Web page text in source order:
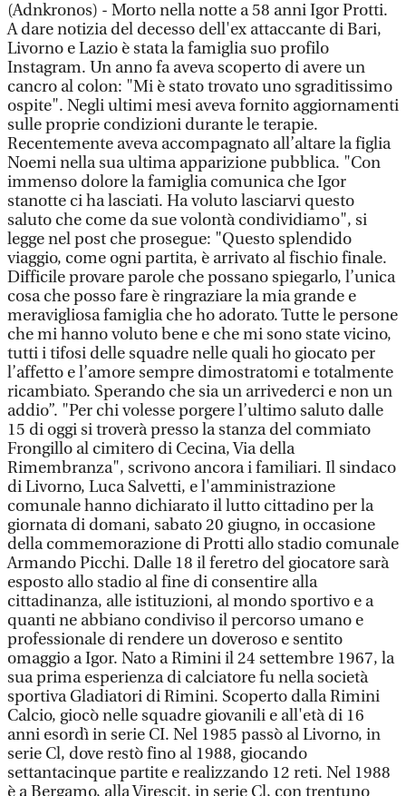
(Adnkronos) - Morto nella notte a 58 anni Igor Protti.
A dare notizia del decesso dell'ex attaccante di Bari,
Livorno e Lazio è stata la famiglia suo profilo
Instagram. Un anno fa aveva scoperto di avere un
cancro al colon: "Mi è stato trovato uno sgraditissimo
ospite". Negli ultimi mesi aveva fornito aggiornamenti
sulle proprie condizioni durante le terapie.
Recentemente aveva accompagnato all’altare la figlia
Noemi nella sua ultima apparizione pubblica. "Con
immenso dolore la famiglia comunica che Igor
stanotte ci ha lasciati. Ha voluto lasciarvi questo
saluto che come da sue volontà condividiamo", si
legge nel post che prosegue: "Questo splendido
viaggio, come ogni partita, è arrivato al fischio finale.
Difficile provare parole che possano spiegarlo, l’unica
cosa che posso fare è ringraziare la mia grande e
meravigliosa famiglia che ho adorato. Tutte le persone
che mi hanno voluto bene e che mi sono state vicino,
tutti i tifosi delle squadre nelle quali ho giocato per
l’affetto e l’amore sempre dimostratomi e totalmente
ricambiato. Sperando che sia un arrivederci e non un
addio”. "Per chi volesse porgere l’ultimo saluto dalle
15 di oggi si troverà presso la stanza del commiato
Frongillo al cimitero di Cecina, Via della
Rimembranza", scrivono ancora i familiari. Il sindaco
di Livorno, Luca Salvetti, e l'amministrazione
comunale hanno dichiarato il lutto cittadino per la
giornata di domani, sabato 20 giugno, in occasione
della commemorazione di Protti allo stadio comunale
Armando Picchi. Dalle 18 il feretro del giocatore sarà
esposto allo stadio al fine di consentire alla
cittadinanza, alle istituzioni, al mondo sportivo e a
quanti ne abbiano condiviso il percorso umano e
professionale di rendere un doveroso e sentito
omaggio a Igor. Nato a Rimini il 24 settembre 1967, la
sua prima esperienza di calciatore fu nella società
sportiva Gladiatori di Rimini. Scoperto dalla Rimini
Calcio, giocò nelle squadre giovanili e all'età di 16
anni esordì in serie CI. Nel 1985 passò al Livorno, in
serie Cl, dove restò fino al 1988, giocando
settantacinque partite e realizzando 12 reti. Nel 1988
è a Bergamo, alla Virescit, in serie Cl, con trentuno